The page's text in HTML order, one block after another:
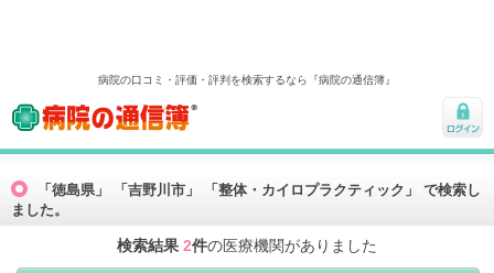
病院の口コミ・評価・評判を検索するなら『病院の通信簿』
病院の通信簿
ログ
ました。
検索結果 2件の医療機関がありました